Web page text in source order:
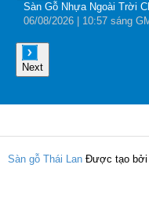
Sàn Gỗ Nhựa Ngoài Trời
06/08/2026 | 10:57 sáng
Next
Sàn gỗ Thái Lan Được tạo bởi